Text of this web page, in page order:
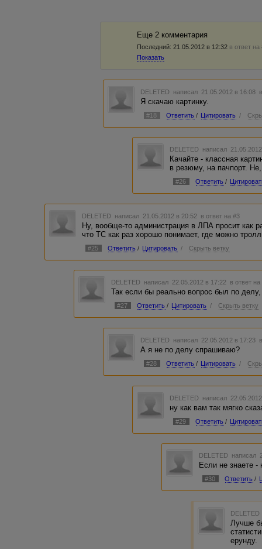
Еще 2 комментария
Последний: 21.05.2012 в 12:32 в ответ на
Показать
DELETED написал 21.05.2012 в 16:08
Я скачаю картинку.
#18 Ответить / Цитировать /
DELETED написал
Качайте - классная
в резюму, на пачпорт.
#26 Ответить /
DELETED написал 21.05.2012 в 20:52 в ответ на #3
Ну, вообще-то администрация в ЛПА просит как
что ТС как раз хорошо понимает, где можно
#25 Ответить / Цитировать / Скрыть ветку
DELETED написал 22.05.2012 в 17:22 в ответ
Так если бы реально вопрос был по
#27 Ответить / Цитировать / Скрыть ветку
DELETED написал 22.05.2012 в 17:23
А я не по делу спрашиваю?
#28 Ответить / Цитировать /
DELETED написал
ну как вам так мягко
#29 Ответить /
DELETED написал
Если не знаете -
#30 Ответить /
DELETED
Лучше
ерунду.